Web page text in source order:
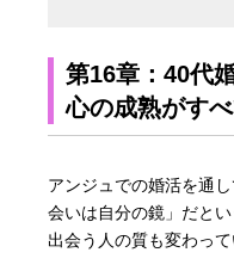
第16章：40代
心の成熟がす
アンジュでの婚活を通
会いは自分の鏡」だと
出会う人の質も変わって